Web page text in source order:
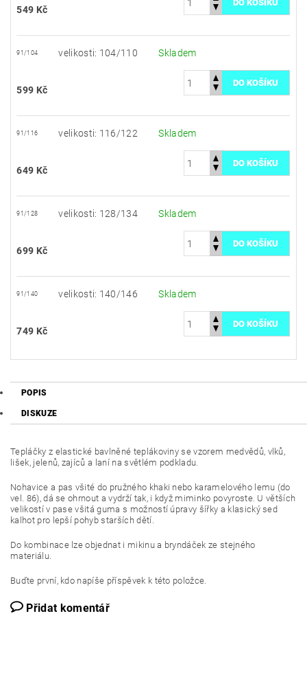
549 Kč
91/104 velikosti: 104/110 Skladem
599 Kč
91/116 velikosti: 116/122 Skladem
649 Kč
91/128 velikosti: 128/134 Skladem
699 Kč
91/140 velikosti: 140/146 Skladem
749 Kč
POPIS
DISKUZE
Tepláčky z elastické bavlněné teplákoviny se vzorem medvědů, vlků,
lišek, jelenů, zajíců a laní na světlém podkladu.
Nohavice a pas všité do pružného khaki nebo karamelového lemu (do
vel. 86), dá se ohrnout a vydrží tak, i když miminko povyroste. U větších
velikostí v pase všitá guma s možností úpravy šířky a klasický sed
kalhot pro lepší pohyb starších dětí.
Do kombinace lze objednat i mikinu a bryndáček ze stejného
materiálu.
Buďte první, kdo napíše příspěvek k této položce.
Přidat komentář